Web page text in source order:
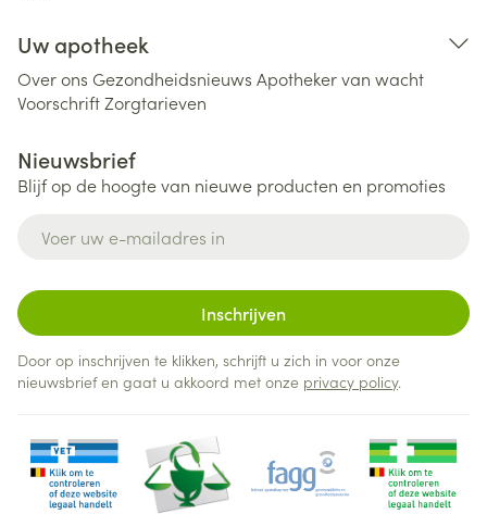
Uw apotheek
Over ons Gezondheidsnieuws Apotheker van wacht
VoorschriftZorgtarieven
Nieuwsbrief
Blijf op de hoogte van nieuwe producten en promoties
Inschrijven
Door op inschrijven te klikken, schrijft u zich in voor onze
nieuwsbrief en gaat u akkoord met onze privacy policy.